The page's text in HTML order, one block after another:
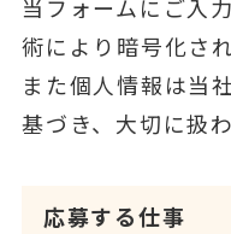
当フォームにご入
術により暗号化さ
また個人情報は当
基づき、大切に扱
応募する仕事